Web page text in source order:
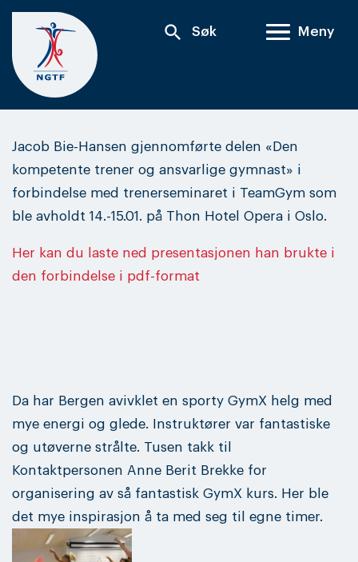
Skip
content
search Søk Meny
Jacob Bie-Hansen gjennomførte delen «Den
kompetente trener og ansvarlige gymnast» i
forbindelse med trenerseminaret i TeamGym som
ble avholdt 14.-15.01. på Thon Hotel Opera i Oslo.
Her kan du laste ned presentasjonen han brukte i
den forbindelse i pdf-format
Da har Bergen avivklet en sporty GymX helg med
mye energi og glede. Instruktører var fantastiske
og utøverne strålte. Tusen takk til
Kontaktpersonen Anne Berit Brekke for
organisering av så fantastisk GymX kurs. Her ble
det mye inspirasjon å ta med seg til egne timer.